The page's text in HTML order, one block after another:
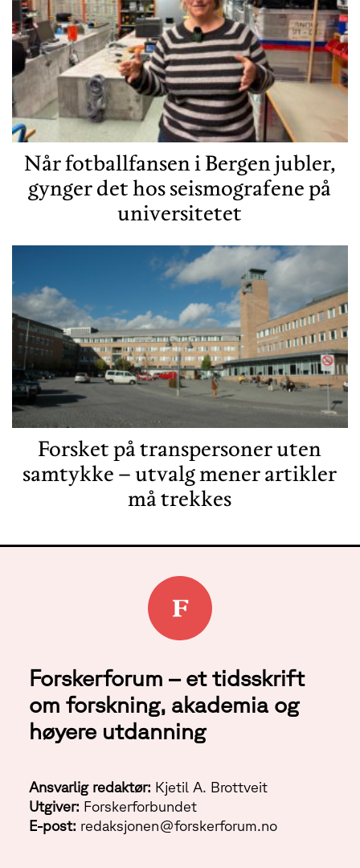
Når fotballfansen i Bergen jubler,
gynger det hos seismografene på
universitetet
Forsket på transpersoner uten
samtykke – utvalg mener artikler
må trekkes
Forskerforum – et tidsskrift
om forskning, akademia og
høyere utdanning
Ansvarlig redaktør: Kjetil A. Brottveit
Utgiver: Forskerforbundet
E-post: redaksjonen@forskerforum.no